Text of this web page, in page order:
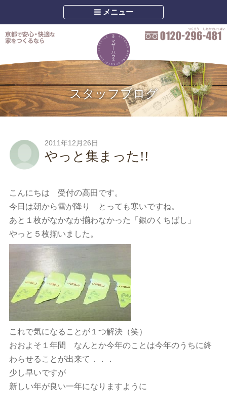
メニュー
スタッフブログ
2011年12月26日
やっと集まった!!
こんにちは 受付の高田です。
今日は朝から雪が降り とっても寒いですね。
あと１枚がなかなか揃わなかった「銀のくちばし」
やっと５枚揃いました。
これで気になることが１つ解決（笑）
おおよそ１年間 なんとか今年のことは今年のうちに終
わらせることが出来て．．．
少し早いですが
新しい年が良い一年になりますように